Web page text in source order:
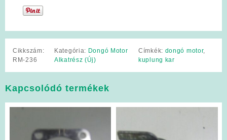
Cikkszám:
RM-236
Kategória: Dongó Motor
Alkatrész (Új)
Címkék: dongó motor,
kuplung kar
Kapcsolódó termékek